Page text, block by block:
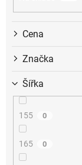
Cena
Značka
Šířka
155 0
165 0